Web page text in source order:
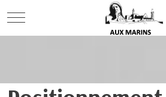
Mobile Menu Toggle